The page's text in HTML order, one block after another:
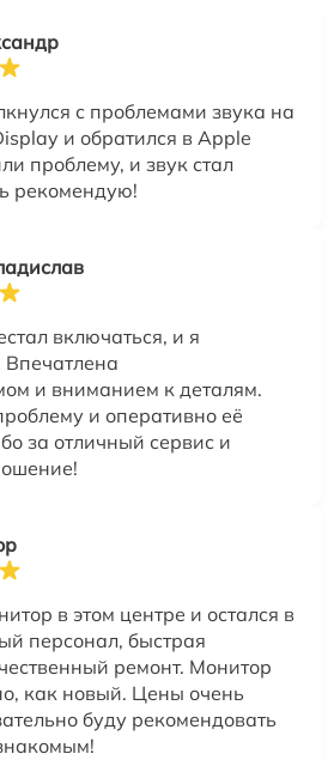
с проблемами звука на
и обратился в Apple
проблему, и звук стал
рекомендую!
включаться, и я
Впечатлена
и вниманием к деталям.
и оперативно её
за отличный сервис и
в этом центре и остался в
персонал, быстрая
ремонт. Монитор
как новый. Цены очень
буду рекомендовать